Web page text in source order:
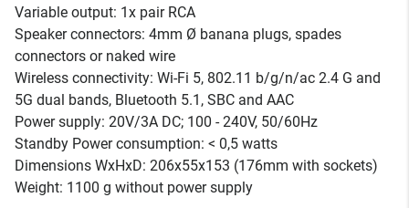
Variable output: 1x pair RCA
Speaker connectors: 4mm Ø banana plugs, spades
connectors or naked wire
Wireless connectivity: Wi-Fi 5, 802.11 b/g/n/ac 2.4 G and
5G dual bands, Bluetooth 5.1, SBC and AAC
Power supply: 20V/3A DC; 100 - 240V, 50/60Hz
Standby Power consumption: < 0,5 watts
Dimensions WxHxD: 206x55x153 (176mm with sockets)
Weight: 1100 g without power supply